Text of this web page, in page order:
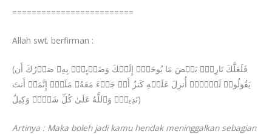
=========================
Allah swt. berfirman :
(فَلَعَلَّكَ تَارِكُۢ بَعۡضَ مَا یُوحَىٰۤ إِلَیۡكَ وَضَاۤىِٕقُۢ بِهِۦ صَدۡرُكَ أَن
یَقُولُوا۟ لَوۡلَاۤ أُنزِلَ عَلَیۡهِ كَنزٌ أَوۡ جَاۤءَ مَعَهُۥ مَلَكٌۚ إِنَّمَاۤ أَنتَ
نَذِیرࣱۚ وَٱللَّهُ عَلَىٰ كُلِّ شَیۡءࣲ وَكِیلٌ)
Artinya : Maka boleh jadi kamu hendak meninggalkan sebagian